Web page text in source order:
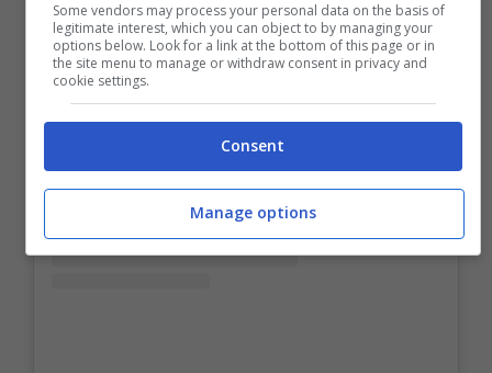
Some vendors may process your personal data on the basis of
legitimate interest, which you can object to by managing your
options below. Look for a link at the bottom of this page or in
the site menu to manage or withdraw consent in privacy and
cookie settings.
Consent
Manage options